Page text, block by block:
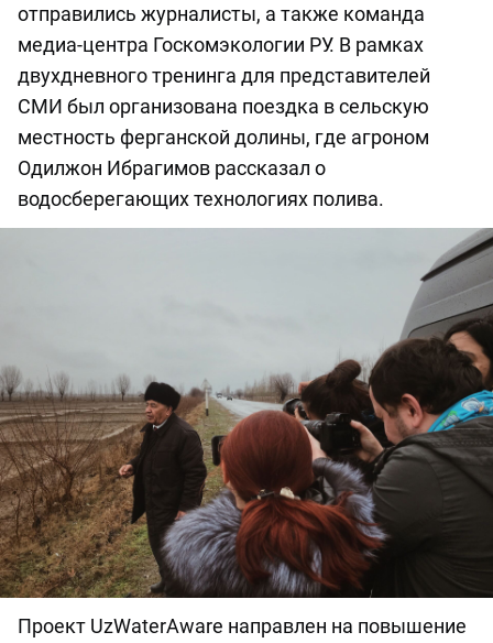
отправились журналисты, а также команда
медиа-центра Госкомэкологии РУ. В рамках
двухдневного тренинга для представителей
СМИ был организована поездка в сельскую
местность ферганской долины, где агроном
Одилжон Ибрагимов рассказал о
водосберегающих технологиях полива.
Проект UzWaterAware направлен на повышение